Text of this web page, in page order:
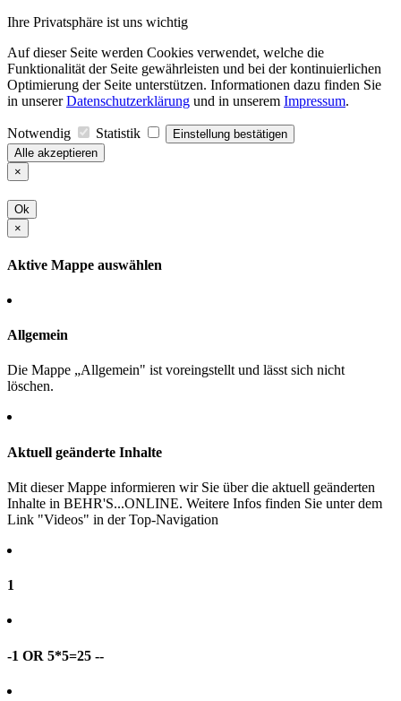
Ihre Privatsphäre ist uns wichtig
Auf dieser Seite werden Cookies verwendet, welche die
Funktionalität der Seite gewährleisten und bei der kontinuierlichen
Optimierung der Seite unterstützen. Informationen dazu finden Sie
in unsererDatenschutzerklärung und in unserem Impressum.
Notwendig Statistik
Einstellung bestätigen
Alle akzeptieren
×
Ok
×
Aktive Mappe auswählen
Allgemein
Die Mappe „Allgemein" ist voreingstellt und lässt sich nicht
löschen.
Aktuell geänderte Inhalte
Mit dieser Mappe informieren wir Sie über die aktuell geänderten
Inhalte in BEHR'S...ONLINE. Weitere Infos finden Sie unter dem
Link "Videos" in der Top-Navigation
1
-1 OR 5*5=25 --